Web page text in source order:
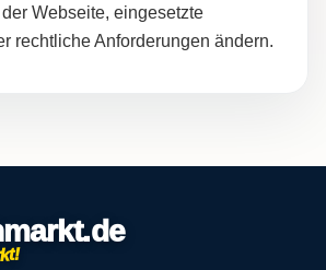
Webseite, eingesetzte
rechtliche Anforderungen ändern.